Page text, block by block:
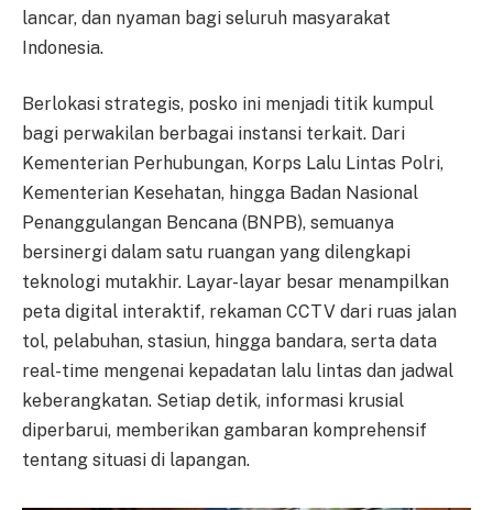
lancar, dan nyaman bagi seluruh masyarakat
Indonesia.
Berlokasi strategis, posko ini menjadi titik kumpul
bagi perwakilan berbagai instansi terkait. Dari
Kementerian Perhubungan, Korps Lalu Lintas Polri,
Kementerian Kesehatan, hingga Badan Nasional
Penanggulangan Bencana (BNPB), semuanya
bersinergi dalam satu ruangan yang dilengkapi
teknologi mutakhir. Layar-layar besar menampilkan
peta digital interaktif, rekaman CCTV dari ruas jalan
tol, pelabuhan, stasiun, hingga bandara, serta data
real-time mengenai kepadatan lalu lintas dan jadwal
keberangkatan. Setiap detik, informasi krusial
diperbarui, memberikan gambaran komprehensif
tentang situasi di lapangan.